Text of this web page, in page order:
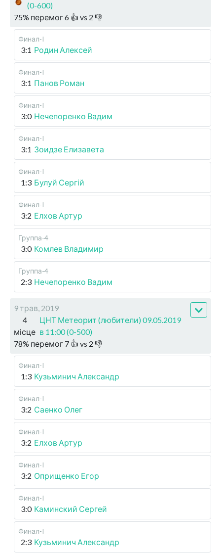
(0-600)
75% перемог6 👍 vs 2 👎
Финал-I
3:1 Родин Алексей
Финал-I
3:1 Панов Роман
Финал-I
3:0 Нечепоренко Вадим
Финал-I
3:1 Зоидзе Елизавета
Финал-I
1:3 Булуй Сергій
Финал-I
3:2 Елхов Артур
Группа-4
3:0 Комлев Владимир
Группа-4
2:3 Нечепоренко Вадим
9 трав, 2019
4
місце
ЦНТ Метеорит (любители) 09.05.2019
в 11:00 (0-500)
78% перемог 7 👍 vs 2 👎
Финал-I
1:3 Кузьминич Александр
Финал-I
3:2 Саенко Олег
Финал-I
3:2 Елхов Артур
Финал-I
3:2 Оприщенко Егор
Финал-I
3:0 Каминский Сергей
Финал-I
2:3 Кузьминич Александр